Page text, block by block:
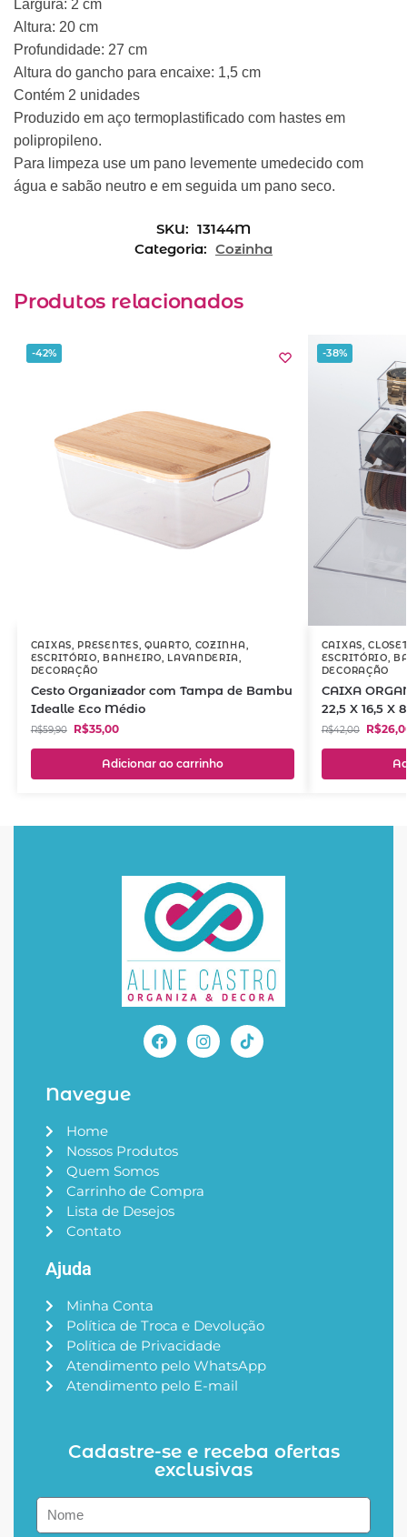
Largura: 2 cm
Altura: 20 cm
Profundidade: 27 cm
Altura do gancho para encaixe: 1,5 cm
Contém 2 unidades
Produzido em aço termoplastificado com hastes em
polipropileno.
Para limpeza use um pano levemente umedecido com
água e sabão neutro e em seguida um pano seco.
SKU: 13144M
Categoria: Cozinha
Produtos relacionados
-42%
CAIXAS, PRESENTES,QUARTO, COZINHA,
ESCRITÓRIO, BANHEIRO, LAVANDERIA,
DECORAÇÃO
Cesto Organizador com Tampa de Bambu
Idealle Eco Médio
R$59,90 R$35,00
Adicionar ao carrinho
-38%
CAIXAS,
ESCRITÓRIO,
DECORAÇÃO
CAIXA
22,5 X 16,5 X
R$42,00 R$
Navegue
Home
Nossos Produtos
Quem Somos
Carrinho de Compra
Lista de Desejos
Contato
Ajuda
Minha Conta
Política de Troca e Devolução
Política de Privacidade
Atendimento pelo WhatsApp
Atendimento pelo E-mail
Cadastre-se e receba ofertas
exclusivas